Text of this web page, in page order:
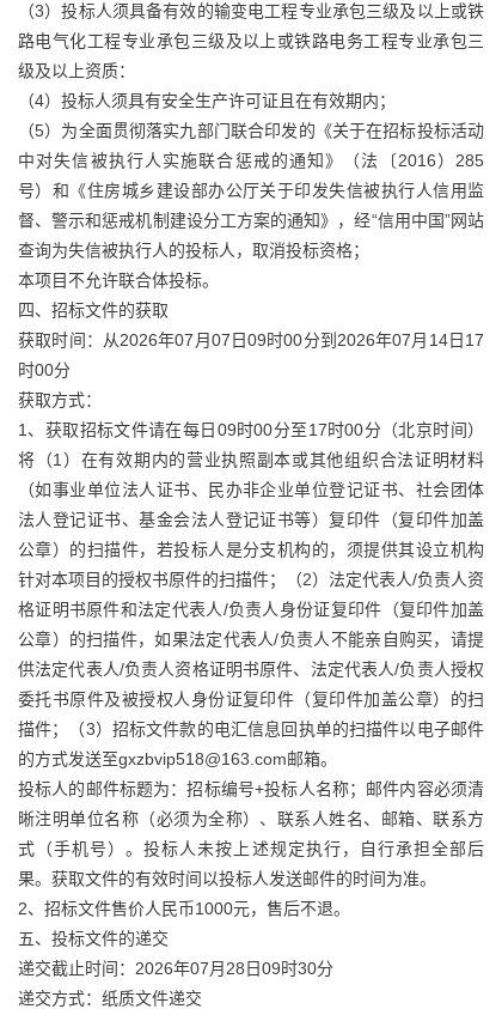
（3）投标人须具备有效的输变电工程专业承包三级及以上或铁
路电气化工程专业承包三级及以上或铁路电务工程专业承包三
级及以上资质：
（4）投标人须具有安全生产许可证且在有效期内；
（5）为全面贯彻落实九部门联合印发的《关于在招标投标活动
中对失信被执行人实施联合惩戒的通知》（法〔2016）285
号）和《住房城乡建设部办公厅关于印发失信被执行人信用监
督、警示和惩戒机制建设分工方案的通知》，经“信用中国”网站
查询为失信被执行人的投标人，取消投标资格；
本项目不允许联合体投标。
四、招标文件的获取
获取时间：从2026年07月07日09时00分到2026年07月14日17
时00分
获取方式：
1、获取招标文件请在每日09时00分至17时00分（北京时间）
将（1）在有效期内的营业执照副本或其他组织合法证明材料
（如事业单位法人证书、民办非企业单位登记证书、社会团体
法人登记证书、基金会法人登记证书等）复印件（复印件加盖
公章）的扫描件，若投标人是分支机构的，须提供其设立机构
针对本项目的授权书原件的扫描件；（2）法定代表人/负责人资
格证明书原件和法定代表人/负责人身份证复印件（复印件加盖
公章）的扫描件，如果法定代表人/负责人不能亲自购买，请提
供法定代表人/负责人资格证明书原件、法定代表人/负责人授权
委托书原件及被授权人身份证复印件（复印件加盖公章）的扫
描件；（3）招标文件款的电汇信息回执单的扫描件以电子邮件
的方式发送至gxzbvip518@163.com邮箱。
投标人的邮件标题为：招标编号+投标人名称；邮件内容必须清
晰注明单位名称（必须为全称）、联系人姓名、邮箱、联系方
式（手机号）。投标人未按上述规定执行，自行承担全部后
果。获取文件的有效时间以投标人发送邮件的时间为准。
2、招标文件售价人民币1000元，售后不退。
五、投标文件的递交
递交截止时间：2026年07月28日09时30分
递交方式：纸质文件递交